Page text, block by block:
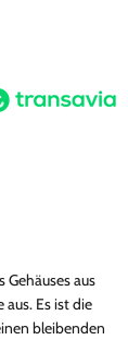
aus
Es ist die
bleibenden